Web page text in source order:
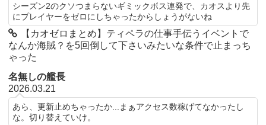
シーズン2のクソつまらないギミックボス連発で、カオスより先
にプレイヤーをゼロにしちゃったからしょうがないね
【カオゼロまとめ】ティペラの仕事手伝うイベントで
なんか海賊？を5回倒して下さいみたいな条件で止まっち
ゃった
名無しの艦長
2026.03.21
あら、更新止めちゃったか...まぁアクセス数稼げてなかったし
な。切り替えていけ。